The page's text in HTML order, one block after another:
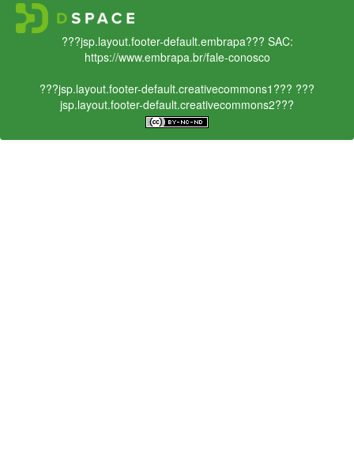
???jsp.layout.footer-default.embrapa??? SAC:
https://www.embrapa.br/fale-conosco
???jsp.layout.footer-default.creativecommons1??? ???
jsp.layout.footer-default.creativecommons2???